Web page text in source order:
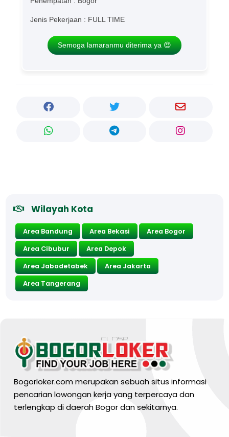
Jenis Pekerjaan : FULL TIME
Semoga lamaranmu diterima ya 😍
Wilayah Kota
Area Bandung Area Bekasi
Area Bogor
Area Cibubur
Area Depok
Area Jabodetabek
Area Jakarta
Area Tangerang
Bogorloker.com merupakan sebuah situs informasi
pencarian lowongan kerja yang terpercaya dan
terlengkap di daerah Bogor dan sekitarnya.